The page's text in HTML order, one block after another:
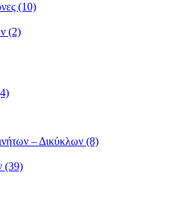
(10)
(2)
– Δικύκλων (8)
(39)